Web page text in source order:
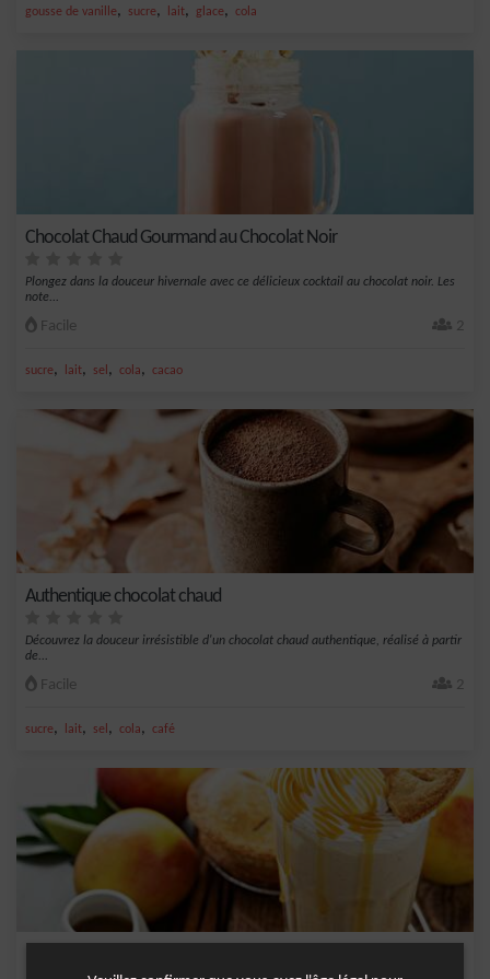
gousse de vanille, sucre, lait, glace, cola
Chocolat Chaud Gourmand au Chocolat Noir
Plongez dans la douceur hivernale avec ce délicieux cocktail au chocolat noir. Les
note...
Facile 2
sucre, lait, sel , cola, cacao
Authentique chocolat chaud
Découvrez la douceur irrésistible d'un chocolat chaud authentique, réalisé à partir
de...
Facile 2
sucre, lait, sel , cola, café